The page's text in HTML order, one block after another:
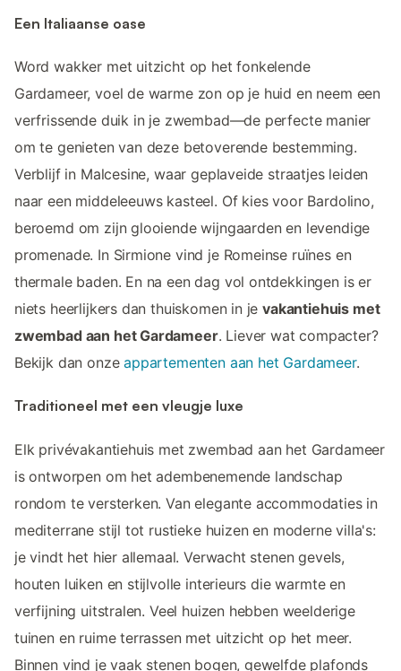
Een Italiaanse oase
Word wakker met uitzicht op het fonkelende
Gardameer, voel de warme zon op je huid en neem een
verfrissende duik in je zwembad—de perfecte manier
om te genieten van deze betoverende bestemming.
Verblijf in Malcesine, waar geplaveide straatjes leiden
naar een middeleeuws kasteel. Of kies voor Bardolino,
beroemd om zijn glooiende wijngaarden en levendige
promenade. In Sirmione vind je Romeinse ruïnes en
thermale baden. En na een dag vol ontdekkingen is er
niets heerlijkers dan thuiskomen in jevakantiehuis met
zwembad aan het Gardameer. Liever wat compacter?
Bekijk dan onzeappartementen aan het Gardameer.
Traditioneel met een vleugje luxe
Elk privévakantiehuis met zwembad aan het Gardameer
is ontworpen om het adembenemende landschap
rondom te versterken. Van elegante accommodaties in
mediterrane stijl tot rustieke huizen en moderne villa's:
je vindt het hier allemaal. Verwacht stenen gevels,
houten luiken en stijlvolle interieurs die warmte en
verfijning uitstralen. Veel huizen hebben weelderige
tuinen en ruime terrassen met uitzicht op het meer.
Binnen vind je vaak stenen bogen, gewelfde plafonds